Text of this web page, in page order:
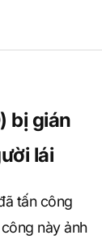
bị gián
lái
tấn công
này ảnh